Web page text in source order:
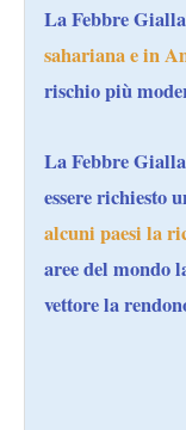
La Febbre
sahariana e in
rischio più
La Febbre
essere richiesto
alcuni paesi la
aree del mondo
vettore la